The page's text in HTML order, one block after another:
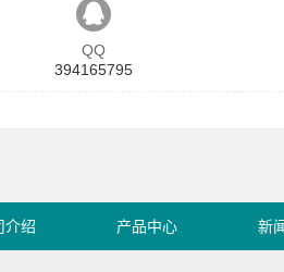
QQ
394165795
介绍 产品中心 新